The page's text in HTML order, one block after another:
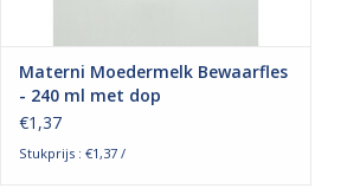
Materni Moedermelk Bewaarfles
- 240 ml met dop
€1,37
Stukprijs : €1,37 /